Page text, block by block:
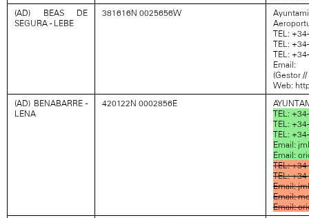
(AD) BEAS DE
SEGURA - LEBE
381616N 0025656W
TEL:
TEL:
TEL:
Email:
(Gestor
Web:
(AD) BENABARRE -
LENA
420122N 0002856E
TEL:
TEL:
TEL:
Email:
Email:
TEL:
TEL:
Email:
Email:
Email: